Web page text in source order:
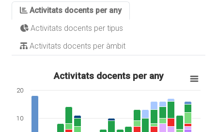
Activitats docents per any
Activitats docents per tipus
Activitats docents per àmbit
Activitats docents per any
10
20